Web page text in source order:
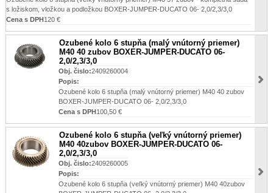
s ložiskom, vložkou a podložkou BOXER-JUMPER-DUCATO 06- 2,0/2,3/3,0
Cena s DPH120 €
Ozubené kolo 6 stupňa (malý vnútorný priemer)
M40 40 zubov BOXER-JUMPER-DUCATO 06-
2,0/2,3/3,0
Obj. čislo:2409260004
Popis:
Ozubené kolo 6 stupňa (malý vnútorný priemer) M40 40 zubov
BOXER-JUMPER-DUCATO 06- 2,0/2,3/3,0
Cena s DPH100,50 €
Ozubené kolo 6 stupňa (veľký vnútorný priemer)
M40 40zubov BOXER-JUMPER-DUCATO 06-
2,0/2,3/3,0
Obj. čislo:2409260005
Popis:
Ozubené kolo 6 stupňa (veľký vnútorný priemer) M40 40zubov